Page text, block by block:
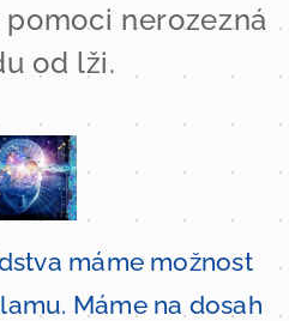
nerozezná
od lži.
máme možnost
Máme na dosah